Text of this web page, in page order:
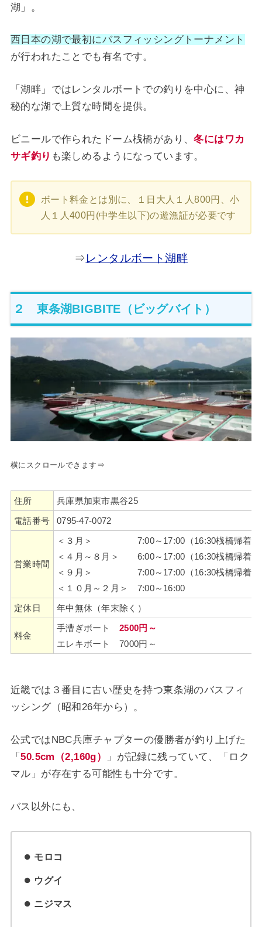
湖」。
西日本の湖で最初にバスフィッシングトーナメント
が行われたことでも有名です。
「湖畔」ではレンタルボートでの釣りを中心に、神
秘的な湖で上質な時間を提供。
ビニールで作られたドーム桟橋があり、冬にはワカ
サギ釣り も楽しめるようになっています。
ボート料金とは別に、１日大人１人800円、小
人１人400円(中学生以下)の遊漁証が必要です
⇒レンタルボート湖畔
２ 東条湖BIGBITE（ビッグバイト）
横にスクロールできます⇒
住所
兵庫県加東市黒谷25
電話番号
0795-47-0072
営業時間
＜３月＞ 7:00～17:00（16:30桟橋帰着）
＜４月～８月＞ 6:00～17:00（16:30桟橋帰着）
＜９月＞ 7:00～17:00（16:30桟橋帰着）
＜１０月～２月＞ 7:00～16:00
定休日
年中無休（年末除く）
料金
手漕ぎボート2500円～
エレキボート 7000円～
近畿では３番目に古い歴史を持つ東条湖のバスフィ
ッシング（昭和26年から）。
公式ではNBC兵庫チャプターの優勝者が釣り上げた
「50.5cm（2,160g）
」が記録に残っていて、「ロク
マル」が存在する可能性も十分です。
バス以外にも、
モロコ
ウグイ
ニジマス